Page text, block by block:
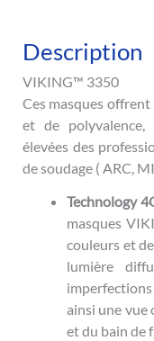
Description
VIKING™ 3350
Ces masques
et de polyvalence,
élevées des
de soudage ( ARC,
Technology
masques
couleurs et
lumière
ainsi une vue
et du bain de